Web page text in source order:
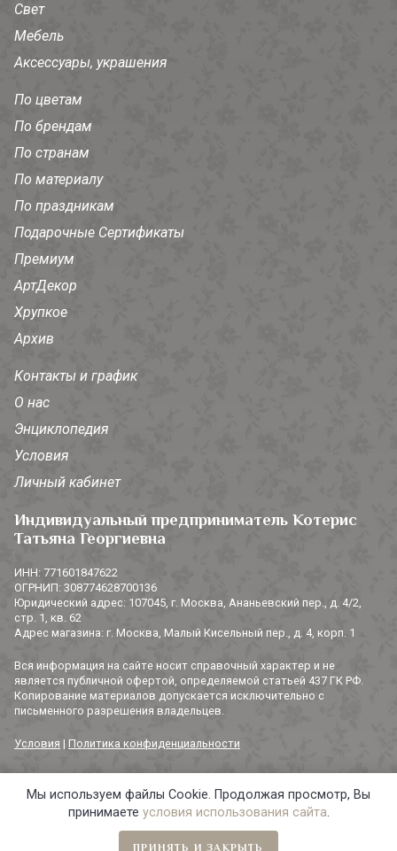
Свет
Мебель
Аксессуары, украшения
По цветам
По брендам
По странам
По материалу
По праздникам
Подарочные Сертификаты
Премиум
АртДекор
Хрупкое
Архив
Контакты и график
О нас
Энциклопедия
Условия
Личный кабинет
Индивидуальный предприниматель Котерис
Татьяна Георгиевна
ИНН: 771601847622
ОГРНИП: 308774628700136
Юридический адрес: 107045, г. Москва, Ананьевский пер., д. 4/2,
стр. 1, кв. 62
Адрес магазина: г. Москва, Малый Кисельный пер., д. 4, корп. 1
Вся информация на сайте носит справочный характер и не
является публичной офертой, определяемой статьей 437 ГК РФ.
Копирование материалов допускается исключительно с
письменного разрешения владельцев.
Условия | Политика конфиденциальности
© 2014-2026 «3 СОРОКИ». Все права защищены.
Мы используем файлы Cookie. Продолжая просмотр, Вы
принимаете условия использования сайта.
ПРИНЯТЬ И ЗАКРЫТЬ